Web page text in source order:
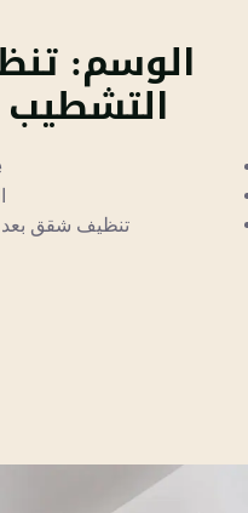
الوسم:
تنظيف شقق بعد